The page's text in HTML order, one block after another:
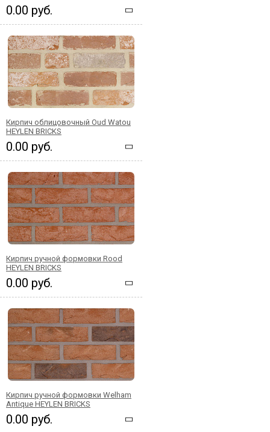
0.00 руб.
Кирпич облицовочный Oud Watou
HEYLEN BRICKS
0.00 руб.
Кирпич ручной формовки Rood
HEYLEN BRICKS
0.00 руб.
Кирпич ручной формовки Welham
Antique HEYLEN BRICKS
0.00 руб.